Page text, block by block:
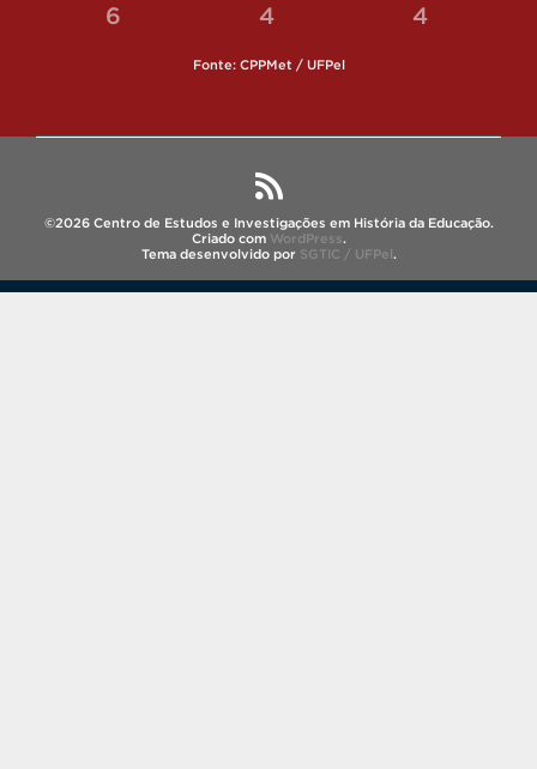
6
4
4
Fonte: CPPMet / UFPel
©2026 Centro de Estudos e Investigações em História da Educação.
Criado com WordPress.
Tema desenvolvido por SGTIC / UFPel.